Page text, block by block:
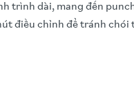
trình dài, mang đến
điều chỉnh để tránh chói